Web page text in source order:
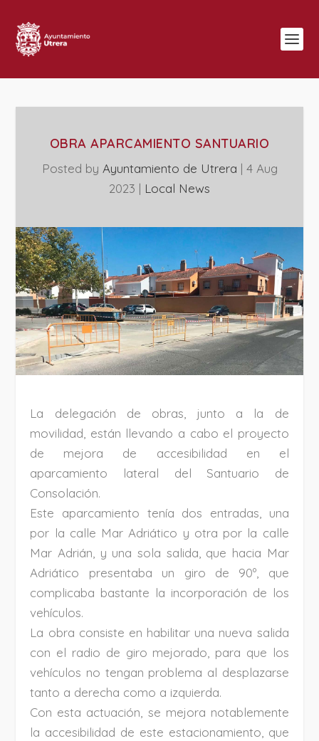
OBRA APARCAMIENTO SANTUARIO
Posted by Ayuntamiento de Utrera | 4 Aug
2023 | Local News
La delegación de obras, junto a la de
movilidad, están llevando a cabo el proyecto
de mejora de accesibilidad en el
aparcamiento lateral del Santuario de
Consolación.
Este aparcamiento tenía dos entradas, una
por la calle Mar Adriático y otra por la calle
Mar Adrián, y una sola salida, que hacia Mar
Adriático presentaba un giro de 90º, que
complicaba bastante la incorporación de los
vehículos.
La obra consiste en habilitar una nueva salida
con el radio de giro mejorado, para que los
vehículos no tengan problema al desplazarse
tanto a derecha como a izquierda.
Con esta actuación, se mejora notablemente
la accesibilidad de este estacionamiento, que